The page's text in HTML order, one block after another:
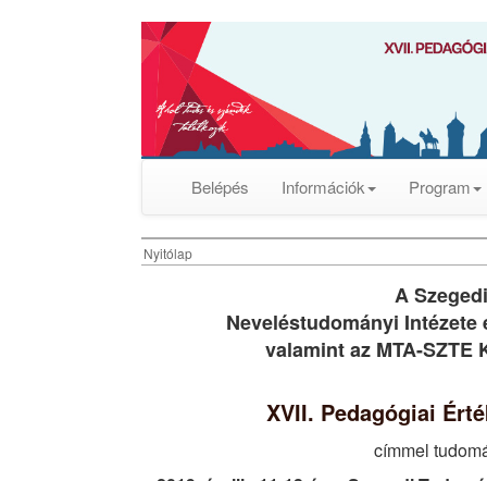
Belépés Információk Program
Nyitólap
A
Neveléstudományi
valamint az MTA-
XVII. Pedagógiai
címmel